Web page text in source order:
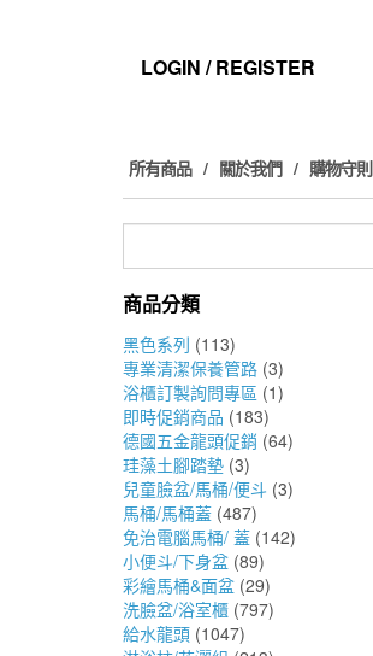
LOGIN / REGISTER
所有商品 關於我們 購物守則
鍵
商品分類
黑色系列 (113)
專業清潔保養管路 (3)
浴櫃訂製詢問專區 (1)
即時促銷商品 (183)
德國五金龍頭促銷 (64)
珪藻土腳踏墊 (3)
兒童臉盆/馬桶/便斗 (3)
馬桶/馬桶蓋 (487)
免治電腦馬桶/ 蓋 (142)
小便斗/下身盆 (89)
彩繪馬桶&面盆 (29)
洗臉盆/浴室櫃 (797)
給水龍頭 (1047)